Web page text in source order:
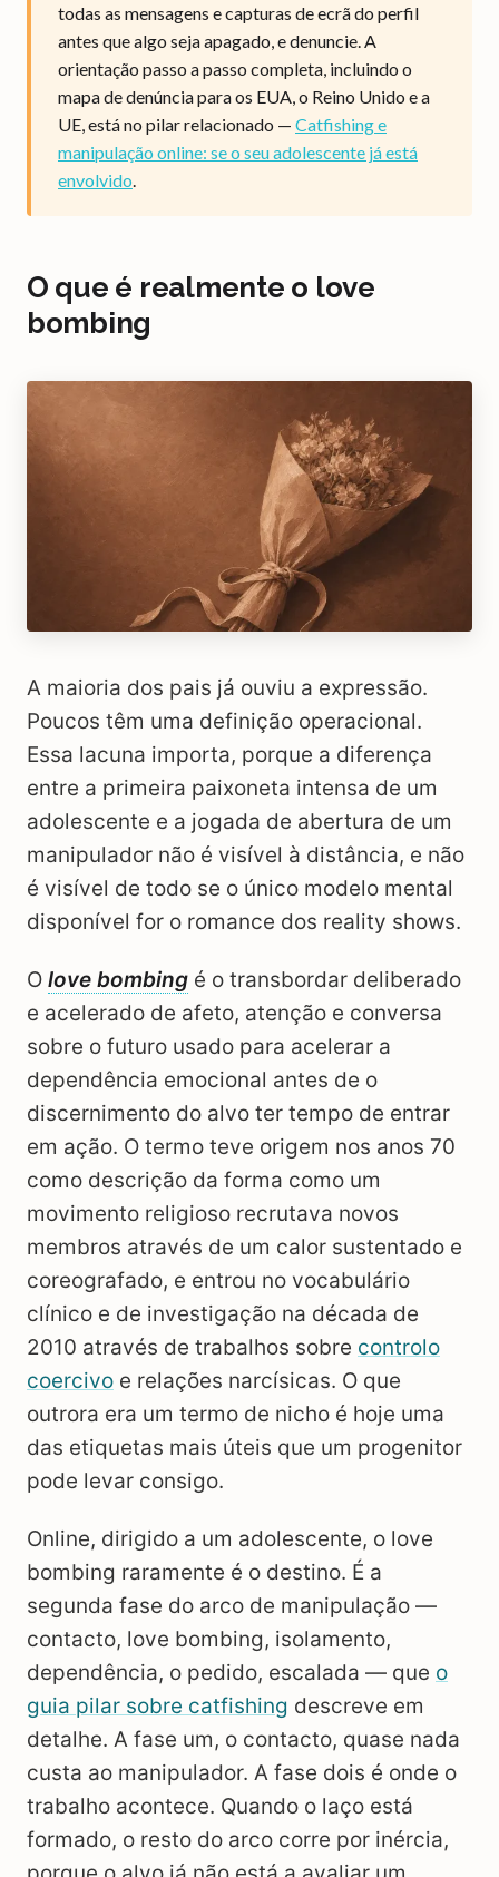
todas as mensagens e capturas de ecrã do perfil
antes que algo seja apagado, e denuncie. A
orientação passo a passo completa, incluindo o
mapa de denúncia para os EUA, o Reino Unido e a
UE, está no pilar relacionado — Catfishing e
manipulação online: se o seu adolescente já está
envolvido.
O que é realmente o love
bombing
A maioria dos pais já ouviu a expressão.
Poucos têm uma definição operacional.
Essa lacuna importa, porque a diferença
entre a primeira paixoneta intensa de um
adolescente e a jogada de abertura de um
manipulador não é visível à distância, e não
é visível de todo se o único modelo mental
disponível for o romance dos reality shows.
O love bombing é o transbordar deliberado
e acelerado de afeto, atenção e conversa
sobre o futuro usado para acelerar a
dependência emocional antes de o
discernimento do alvo ter tempo de entrar
em ação. O termo teve origem nos anos 70
como descrição da forma como um
movimento religioso recrutava novos
membros através de um calor sustentado e
coreografado, e entrou no vocabulário
clínico e de investigação na década de
2010 através de trabalhos sobre controlo
coercivo e relações narcísicas. O que
outrora era um termo de nicho é hoje uma
das etiquetas mais úteis que um progenitor
pode levar consigo.
Online, dirigido a um adolescente, o love
bombing raramente é o destino. É a
segunda fase do arco de manipulação —
contacto, love bombing, isolamento,
dependência, o pedido, escalada — que o
guia pilar sobre catfishing descreve em
detalhe. A fase um, o contacto, quase nada
custa ao manipulador. A fase dois é onde o
trabalho acontece. Quando o laço está
formado, o resto do arco corre por inércia,